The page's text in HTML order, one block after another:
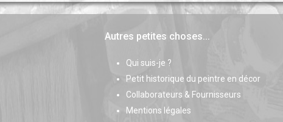
Autres petites choses...
Qui suis-je ?
Petit historique du peintre en décor
Collaborateurs & Fournisseurs
Mentions légales